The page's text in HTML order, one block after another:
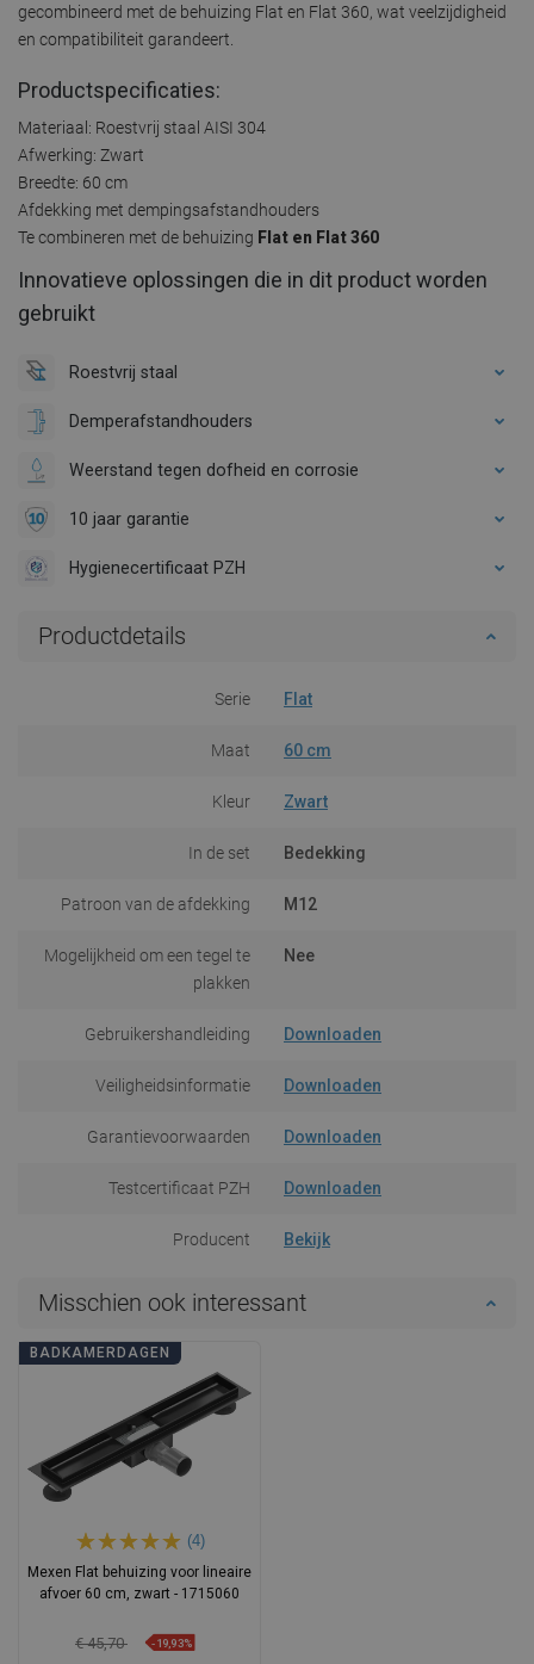
gecombineerd met de behuizing Flat en Flat 360, wat veelzijdigheid
en compatibiliteit garandeert.
Productspecificaties:
Materiaal: Roestvrij staal AISI 304
Afwerking: Zwart
Breedte: 60 cm
Afdekking met dempingsafstandhouders
Te combineren met de behuizing Flat en Flat 360
Innovatieve oplossingen die in dit product worden
gebruikt
Roestvrij staal
Demperafstandhouders
Weerstand tegen dofheid en corrosie
10 jaar garantie
Hygienecertificaat PZH
Productdetails
Serie Flat
Maat 60 cm
Kleur Zwart
In de set Bedekking
Patroon van de afdekking M12
Mogelijkheid om een tegel te
plakken
Nee
Gebruikershandleiding Downloaden
Veiligheidsinformatie Downloaden
Garantievoorwaarden Downloaden
Testcertificaat PZH Downloaden
Producent Bekijk
Misschien ook interessant
BADKAMERDAGEN
(4)
Mexen Flat behuizing voor lineaire
afvoer 60 cm, zwart - 1715060
€ 45,70 -19,93%